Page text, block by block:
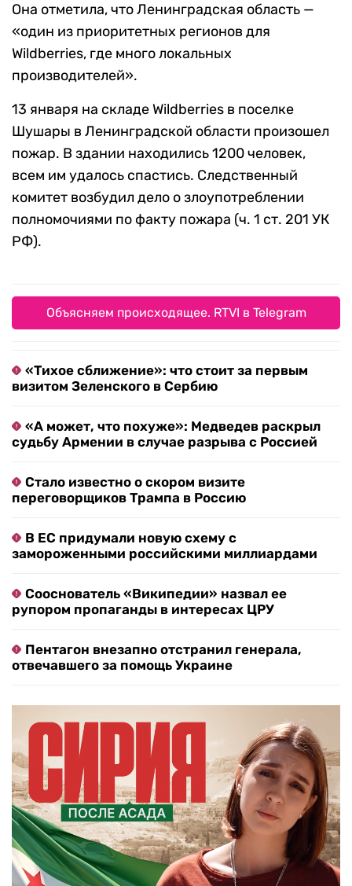
Она отметила, что Ленинградская область —
«один из приоритетных регионов для
Wildberries, где много локальных
производителей».
13 января на складе Wildberries в поселке
Шушары в Ленинградской области произошел
пожар. В здании находились 1200 человек,
всем им удалось спастись. Следственный
комитет возбудил дело о злоупотреблении
полномочиями по факту пожара (ч. 1 ст. 201 УК
РФ).
Объясняем происходящее. RTVI в Telegram
«Тихое сближение»: что стоит за первым
визитом Зеленского в Сербию
«А может, что похуже»: Медведев раскрыл
судьбу Армении в случае разрыва с Россией
Стало известно о скором визите
переговорщиков Трампа в Россию
В ЕС придумали новую схему с
замороженными российскими миллиардами
Сооснователь «Википедии» назвал ее
рупором пропаганды в интересах ЦРУ
Пентагон внезапно отстранил генерала,
отвечавшего за помощь Украине